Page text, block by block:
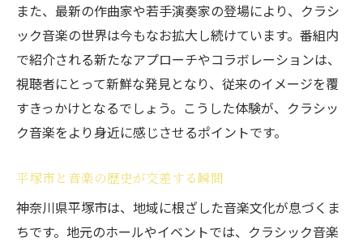
また、最新の作曲家や若手演奏家の登場により、クラシ
ック音楽の世界は今もなお拡大し続けています。番組内
で紹介される新たなアプローチやコラボレーションは、
視聴者にとって新鮮な発見となり、従来のイメージを覆
すきっかけとなるでしょう。こうした体験が、クラシッ
ク音楽をより身近に感じさせるポイントです。
平塚市と音楽の歴史が交差する瞬間
神奈川県平塚市は、地域に根ざした音楽文化が息づくま
ちです。地元のホールやイベントでは、クラシック音楽